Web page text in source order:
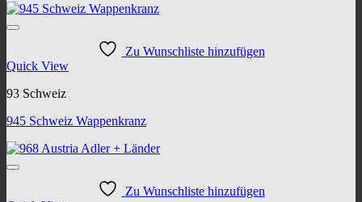
Zu Wunschliste hinzufügen
Quick View
93 Schweiz
945 Schweiz Wappenkranz
Zu Wunschliste hinzufügen